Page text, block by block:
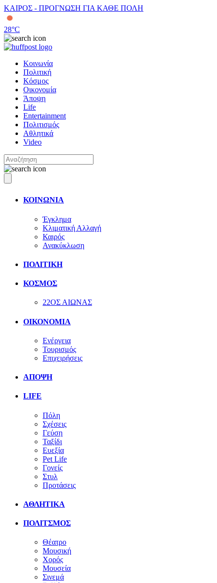
ΚΑΙΡΟΣ - ΠΡΟΓΝΩΣΗ ΓΙΑ ΚΑΘΕ ΠΟΛΗ
28°C
Κοινωνία
Πολιτική
Κόσμος
Οικονομία
Άποψη
Life
Entertainment
Πολιτισμός
Αθλητικά
Video
ΚΟΙΝΩΝΙΑ
Έγκλημα
Κλιματική Αλλαγή
Καιρός
Ανακύκλωση
ΠΟΛΙΤΙΚΗ
ΚΟΣΜΟΣ
22ΟΣ ΑΙΩΝΑΣ
ΟΙΚΟΝΟΜΙΑ
Ενέργεια
Τουρισμός
Επιχειρήσεις
ΑΠΟΨΗ
LIFE
Πόλη
Σχέσεις
Γεύση
Ταξίδι
Ευεξία
Pet Life
Γονείς
Στυλ
Προτάσεις
ΑΘΛΗΤΙΚΑ
ΠΟΛΙΤΣΜΟΣ
Θέατρο
Μουσική
Χορός
Μουσεία
Σινεμά